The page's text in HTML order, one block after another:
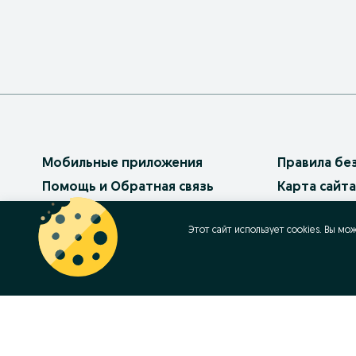
Мобильные приложения
Помощь и Обратная связь
Платные услуги
Бизнес на OLX
Условия использования
Правила
Карта сайта
Карта
Этот сайт использует cookies. Вы